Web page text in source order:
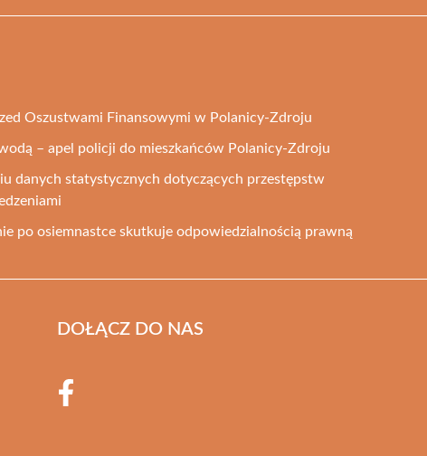
Oszustwami Finansowymi w Polanicy-Zdroju
– apel policji do mieszkańców Polanicy-Zdroju
danych statystycznych dotyczących przestępstw
po osiemnastce skutkuje odpowiedzialnością prawną
DOŁĄCZ DO NAS